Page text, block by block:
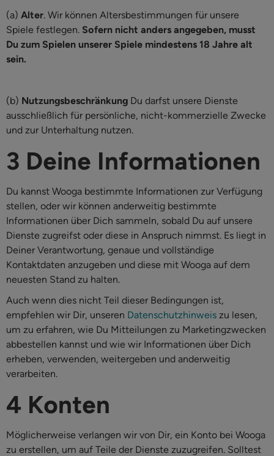
(a) Alter. Wir können Altersbestimmungen für unsere
Spiele festlegen. Sofern nicht anders angegeben, musst
Du zum Spielen unserer Spiele mindestens 18 Jahre alt
sein.
(b) Nutzungsbeschränkung Du darfst unsere Dienste
ausschließlich für persönliche, nicht-kommerzielle Zwecke
und zur Unterhaltung nutzen.
3 Deine Informationen
Du kannst Wooga bestimmte Informationen zur Verfügung
stellen, oder wir können anderweitig bestimmte
Informationen über Dich sammeln, sobald Du auf unsere
Dienste zugreifst oder diese in Anspruch nimmst. Es liegt in
Deiner Verantwortung, genaue und vollständige
Kontaktdaten anzugeben und diese mit Wooga auf dem
neuesten Stand zu halten.
Auch wenn dies nicht Teil dieser Bedingungen ist,
empfehlen wir Dir, unseren Datenschutzhinweis zu lesen,
um zu erfahren, wie Du Mitteilungen zu Marketingzwecken
abbestellen kannst und wie wir Informationen über Dich
erheben, verwenden, weitergeben und anderweitig
verarbeiten.
4 Konten
Möglicherweise verlangen wir von Dir, ein Konto bei Wooga
zu erstellen, um auf Teile der Dienste zuzugreifen. Solltest